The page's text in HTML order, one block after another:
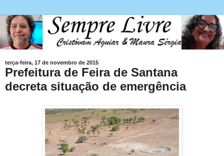
terça-feira, 17 de novembro de 2015
Prefeitura de Feira de Santana
decreta situação de emergência